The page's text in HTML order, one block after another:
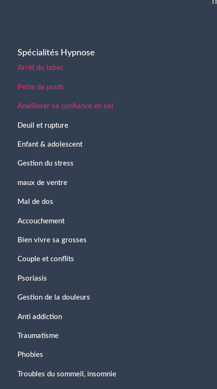
Spécialités Hypnose
Arrêt du tabac
Perte de poids
Améliorer sa confiance en soi
Deuil et rupture
Enfant & adolescent
Gestion du stress
maux de ventre
Mal de dos
Accouchement
Bien vivre sa grosses
Couple et conflits
Psoriasis
Gestion de la douleurs
Anti addiction
Traumatisme
Phobies
Troubles du sommeil, insomnie